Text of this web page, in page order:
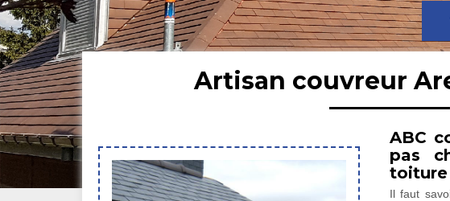
Artisan couvreur
ABC
pas
toiture
Il faut